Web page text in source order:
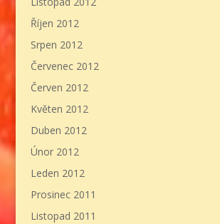
Říjen 2012
Srpen 2012
Červenec 2012
Červen 2012
Květen 2012
Duben 2012
Únor 2012
Leden 2012
Prosinec 2011
Listopad 2011